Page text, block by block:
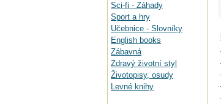
Sci-fi - Záhady
Sport a hry
Učebnice - Slovníky
English books
Zábavná
Zdravý životní styl
Životopisy, osudy
Levné knihy